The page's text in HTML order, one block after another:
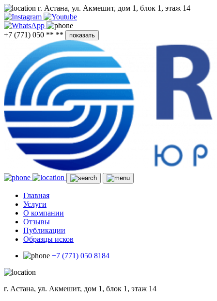
г. Астана, ул. Акмешит, дом 1, блок 1, этаж 14
+7 (771) 050 ** ** показать
Главная
Услуги
О компании
Отзывы
Публикации
Образцы исков
+7 (771) 050 8184
г. Астана, ул. Акмешит, дом 1, блок 1, этаж 14